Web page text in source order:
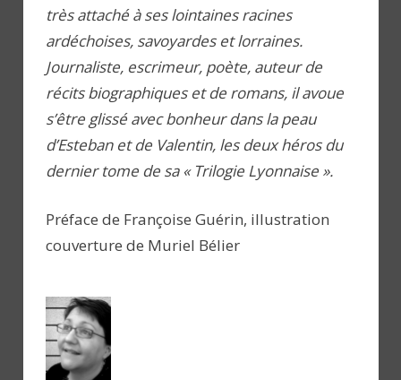
très attaché à ses lointaines racines
ardéchoises, savoyardes et lorraines.
Journaliste, escrimeur, poète, auteur de
récits biographiques et de romans, il avoue
s’être glissé avec bonheur dans la peau
d’Esteban et de Valentin, les deux héros du
dernier tome de sa « Trilogie Lyonnaise ».
Préface de Françoise Guérin, illustration
couverture de Muriel Bélier